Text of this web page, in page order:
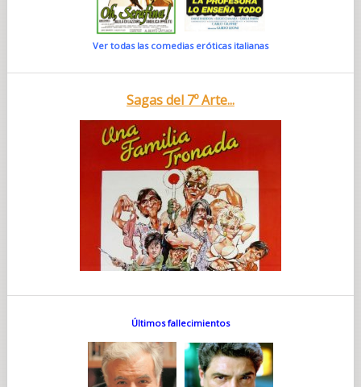
Ver todas las comedias eróticas italianas
Sagas del 7º Arte...
Últimos fallecimientos